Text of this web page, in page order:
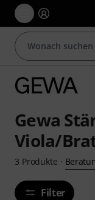
Gewa
Viola/
3 Produkte ·
Filter